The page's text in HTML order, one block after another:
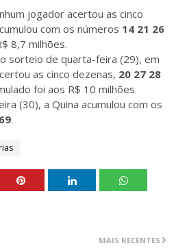
jogador acertou as cinco
com os números 14 21 26
8,7 milhões.
sorteio de quarta-feira (29), em
as cinco dezenas, 20 27 28
foi aos R$ 10 milhões.
(30), a Quina acumulou com os
.
MAIS RECENTES